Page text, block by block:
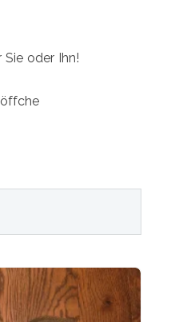
Sie oder Ihn!